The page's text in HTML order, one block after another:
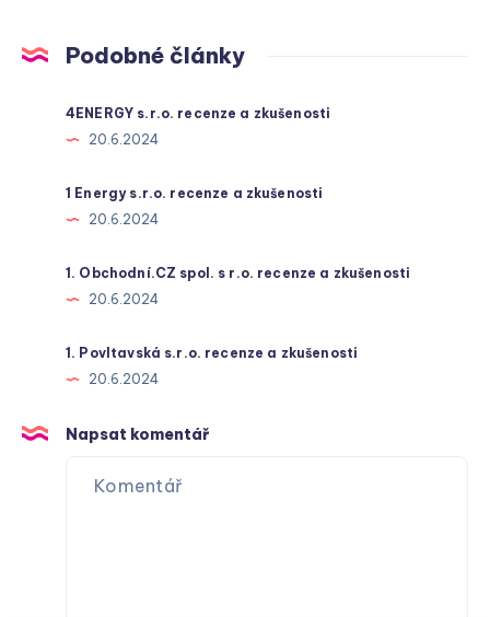
Podobné články
4ENERGY s.r.o. recenze a zkušenosti
20.6.2024
1 Energy s.r.o. recenze a zkušenosti
20.6.2024
1. Obchodní.CZ spol. s r.o. recenze a zkušenosti
20.6.2024
1. Povltavská s.r.o. recenze a zkušenosti
20.6.2024
Napsat komentář